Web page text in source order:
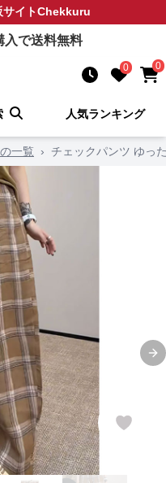
イトChekkuru
入で送料無料
0 0
人気ランキング
一覧 › チェックパンツ ゆっ